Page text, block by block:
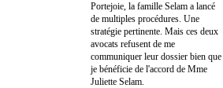
Portejoie, la famille Selam a lancé
de multiples procédures. Une
stratégie pertinente. Mais ces deux
avocats refusent de me
communiquer leur dossier bien que
je bénéficie de l'accord de Mme
Juliette Selam.